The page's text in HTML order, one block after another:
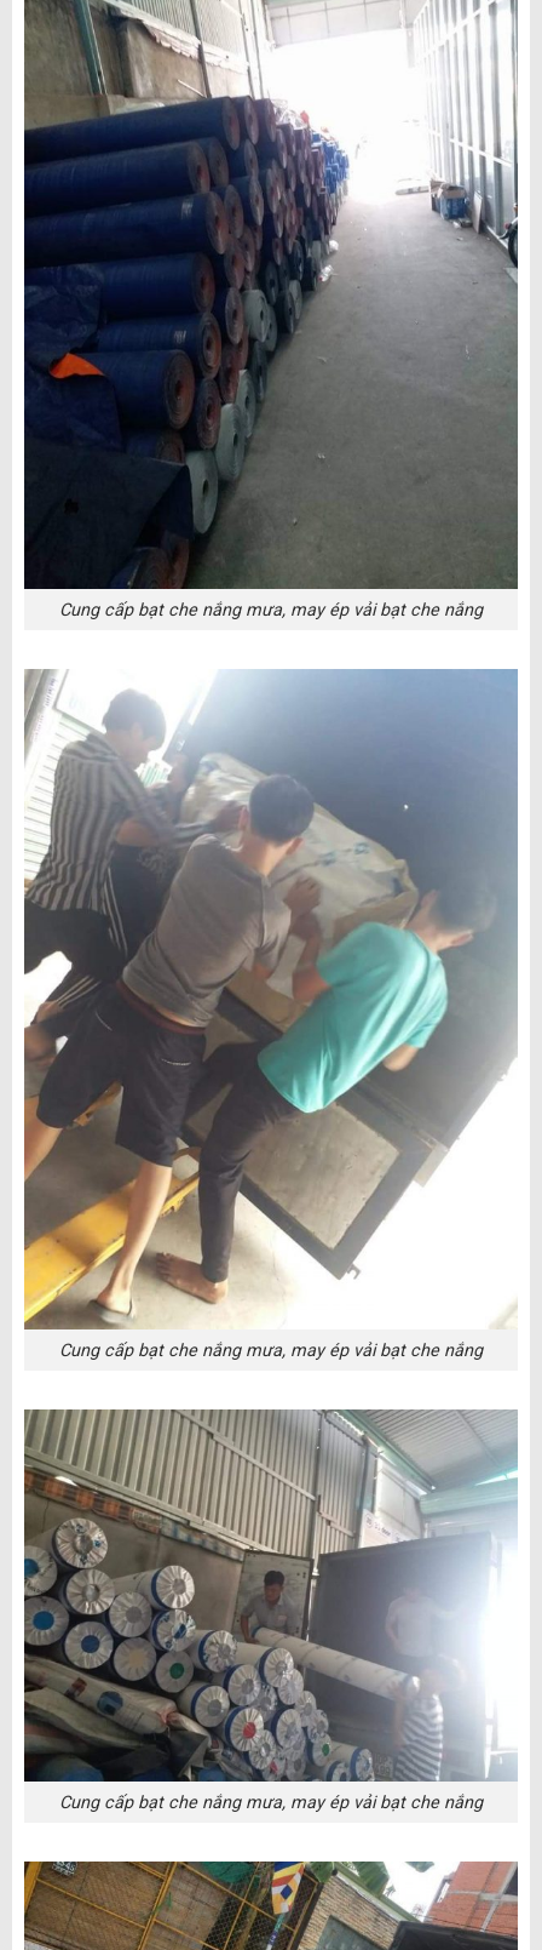
Cung cấp bạt che nắng mưa, may ép vải bạt che nắng
Cung cấp bạt che nắng mưa, may ép vải bạt che nắng
Cung cấp bạt che nắng mưa, may ép vải bạt che nắng